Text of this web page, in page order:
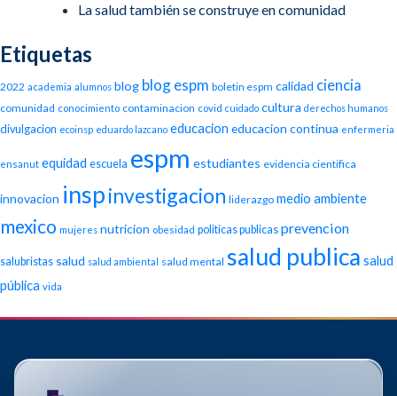
La salud también se construye en comunidad
Etiquetas
2022 academia alumnos blog blog espm boletin espm calidad ciencia
comunidad conocimiento contaminacion covid cuidado cultura derechos humanos
divulgacion ecoinsp eduardo lazcano educacion educacion continua enfermeria
ensanut equidad escuela espm estudiantes evidencia cientifica
innovacion inspinvestigacion liderazgo medio ambiente
mexico mujeres nutricion obesidad politicas publicas prevencion
salubristas salud salud ambiental salud mental salud publica salud
pública vida